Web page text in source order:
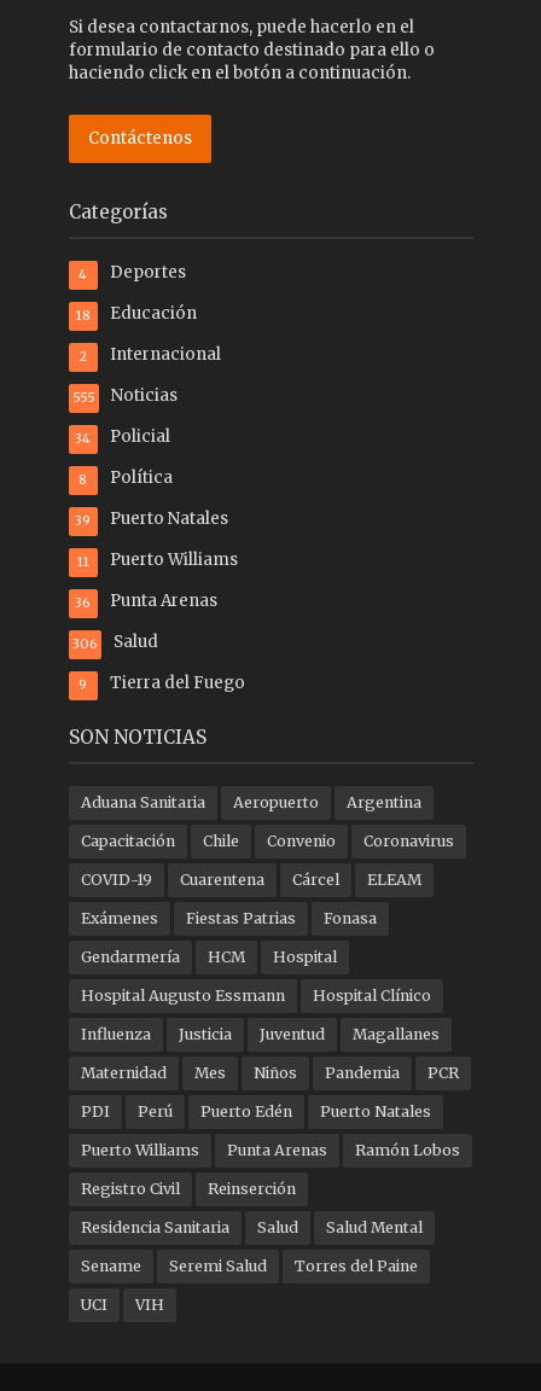
Si desea contactarnos, puede hacerlo en el
formulario de contacto destinado para ello o
haciendo click en el botón a continuación.
Contáctenos
Categorías
Deportes
4
Educación
18
Internacional
2
Noticias
555
Policial
34
Política
8
Puerto Natales
39
Puerto Williams
11
Punta Arenas
36
Salud
306
Tierra del Fuego
9
SON NOTICIAS
Aduana Sanitaria Aeropuerto Argentina
Capacitación Chile Convenio Coronavirus
COVID-19 Cuarentena Cárcel ELEAM
Exámenes Fiestas Patrias Fonasa
Gendarmería HCM Hospital
Hospital Augusto Essmann Hospital Clínico
Influenza Justicia Juventud Magallanes
Maternidad Mes Niños Pandemia PCR
PDI Perú Puerto Edén Puerto Natales
Puerto Williams Punta Arenas Ramón Lobos
Registro Civil Reinserción
Residencia Sanitaria Salud Salud Mental
Sename Seremi Salud Torres del Paine
UCI VIH